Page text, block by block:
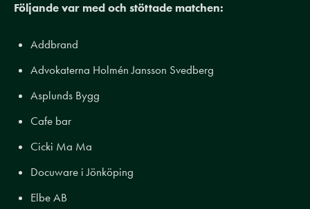
Följande var med och stöttade matchen:
Addbrand
Advokaterna Holmén Jansson Svedberg
Asplunds Bygg
Cafe bar
Cicki Ma Ma
Docuware i Jönköping
Elbe AB